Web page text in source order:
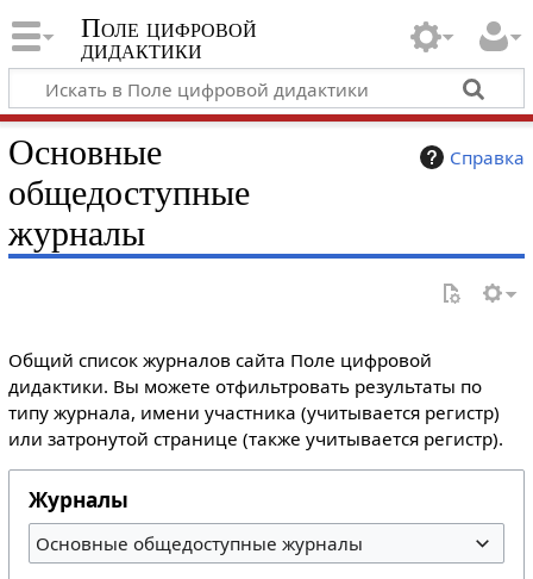
Поле цифровой
дидактики
Справка
Основные
общедоступные
журналы
Общий список журналов сайта Поле цифровой
дидактики. Вы можете отфильтровать результаты по
типу журнала, имени участника (учитывается регистр)
или затронутой странице (также учитывается регистр).
Журналы
Основные общедоступные журналы